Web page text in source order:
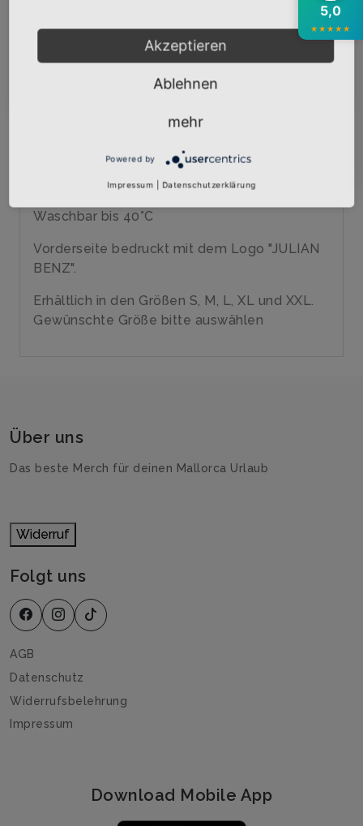
BESCHREIBUNG INFOS BEWERTUNGEN
100% Polyester
Tiefe Armausschnitte
Waschbar bis 40°C
Vorderseite bedruckt mit dem Logo "JULIAN
BENZ".
Erhältlich in den Größen S, M, L, XL und XXL.
Gewünschte Größe bitte auswählen
Über uns
Das beste Merch für deinen Mallorca Urlaub
Widerruf
Folgt uns
AGB
Datenschutz
Widerrufsbelehrung
Impressum
Download Mobile App
Abonnieren
5,0
★★★★★
Akzeptieren
Ablehnen
mehr
Powered by
Impressum Datenschutzerklärung